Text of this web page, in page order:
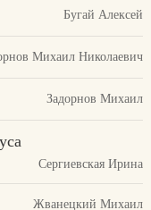
Бугай Алексей
Михаил Николаевич
Задорнов Михаил
Сергиевская Ирина
Жванецкий Михаил